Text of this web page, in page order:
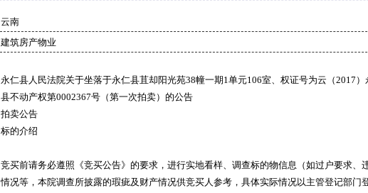
云南
建筑房产物业
永仁县人民法院关于坐落于永仁县苴却阳光苑38幢一期1单元106室、权证号为云（2017）
县不动产权第0002367号（第一次拍卖）的公告
拍卖公告
标的介绍
竞买前请务必遵照《竞买公告》的要求，进行实地看样、调查标的物信息（如过户要求、
情况等，本院调查所披露的瑕疵及财产情况供竞买人参考，具体实际情况以主管登记部门